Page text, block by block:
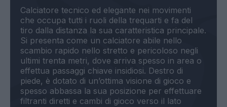
Calciatore tecnico ed elegante nei movimenti
che occupa tutti i ruoli della trequarti e fa del
tiro dalla distanza la sua caratteristica principale.
Si presenta come un calciatore abile nello
scambio rapido nello stretto e pericoloso negli
ultimi trenta metri, dove arriva spesso in area o
effettua passaggi chiave insidiosi. Destro di
piede, è dotato di un’ottima visione di gioco e
spesso abbassa la sua posizione per effettuare
filtranti diretti e cambi di gioco verso il lato